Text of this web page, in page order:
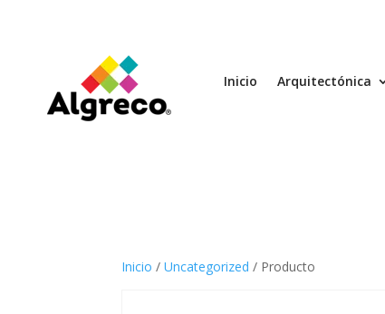
Inicio Arquitectónica
Inicio /Uncategorized / Producto